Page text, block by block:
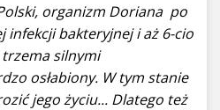
organizm Doriana po
infekcji bakteryjnej i aż 6-cio
silnymi
osłabiony. W tym stanie
jego życiu... Dlatego też